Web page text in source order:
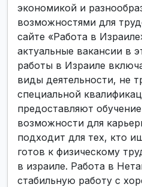
экономикой и
возможностями для
сайте «Работа в
актуальные вакансии в
работы в Израиле
виды деятельности, не
специальной
предоставляют
возможности для
подходит для тех, кто
готов к физическому
в израиле. Работа в
стабильную работу с